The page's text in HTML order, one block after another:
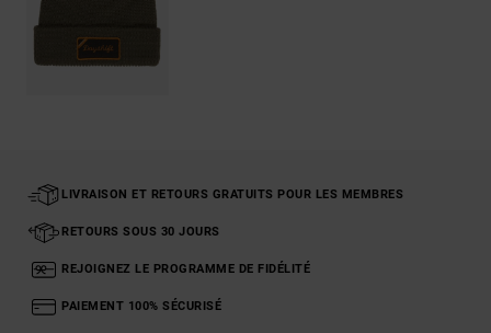
LIVRAISON ET RETOURS GRATUITS POUR LES MEMBRES
RETOURS SOUS 30 JOURS
REJOIGNEZ LE PROGRAMME DE FIDÉLITÉ
PAIEMENT 100% SÉCURISÉ